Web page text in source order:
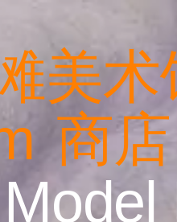
美术
商店
Model